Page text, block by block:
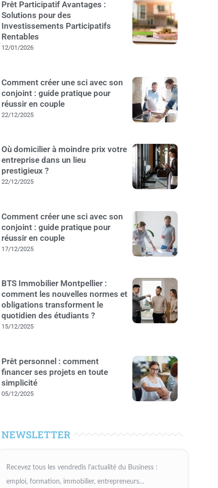
Prêt Participatif Avantages :
Solutions pour des
Investissements Participatifs
Rentables
12/01/2026
Comment créer une sci avec son
conjoint : guide pratique pour
réussir en couple
22/12/2025
Où domicilier à moindre prix votre
entreprise dans un lieu
prestigieux ?
22/12/2025
Comment créer une sci avec son
conjoint : guide pratique pour
réussir en couple
17/12/2025
BTS Immobilier Montpellier :
comment les nouvelles normes et
obligations transforment le
quotidien des étudiants ?
15/12/2025
Prêt personnel : comment
financer ses projets en toute
simplicité
05/12/2025
NEWSLETTER
Recevez tous les vendredis l’actualité du Business :
emploi, formation, immobilier, entrepreneurs…